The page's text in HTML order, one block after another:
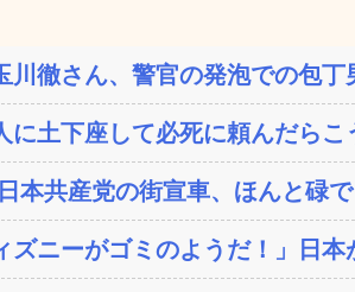
川徹さん、警官の発泡での包
に土下座して必死に頼んだらこ
日本共産党の街宣車、ほんと碌
ズニーがゴミのようだ！」日